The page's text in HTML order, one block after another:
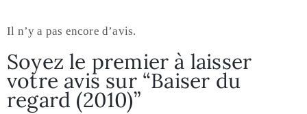
Il n’y a pas encore d’avis.
Soyez le premier à laisser
votre avis sur “Baiser du
regard (2010)”